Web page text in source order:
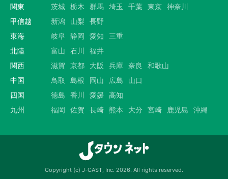
関東
茨城 栃木 群馬 埼玉 千葉 東京 神奈川
甲信越
新潟 山梨
長野
東海
岐阜 静岡 愛知
三重
北陸
富山 石川
福井
関西
滋賀 京都 大阪 兵庫 奈良
和歌山
中国
鳥取 島根 岡山 広島
山口
四国
徳島 香川 愛媛 高知
九州
福岡 佐賀 長崎 熊本 大分 宮崎 鹿児島 沖縄
Copyright (c) J-CAST, Inc. 2026. All rights reserved.